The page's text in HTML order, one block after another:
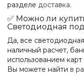
разделе доставка.
✅ Можно ли
Светодиодная
Да, все
наличный расчет,
использованием
Вы можете найти в